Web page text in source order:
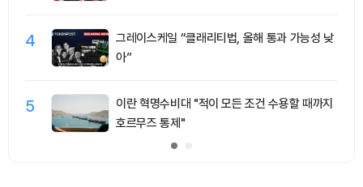
4
그레이스케일 “클래리티법, 올해 통과 가능성 낮
아”
5
이란 혁명수비대 "적이 모든 조건 수용할 때까지
호르무즈 통제"